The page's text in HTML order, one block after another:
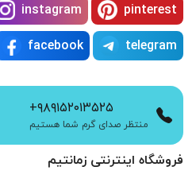
فروشگاه اینترنتی زمانتیم
pinterest
instagram
telegram
facebook
+۹۸۹۱۵۲۰۱۳۵۲۵
منتظر صدای گرم شما هستیم